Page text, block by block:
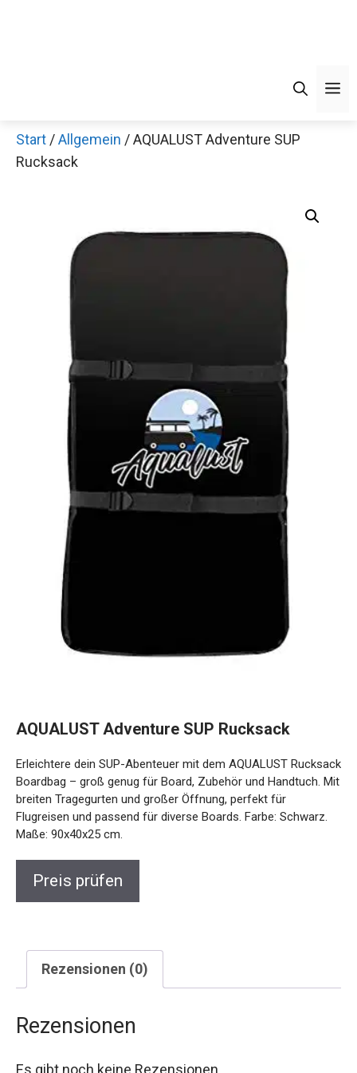
Start /Allgemein / AQUALUST Adventure SUP
Rucksack
AQUALUST Adventure SUP Rucksack
Erleichtere dein SUP-Abenteuer mit dem AQUALUST Rucksack
Boardbag – groß genug für Board, Zubehör und Handtuch. Mit
breiten Tragegurten und großer Öffnung, perfekt für
Flugreisen und passend für diverse Boards. Farbe: Schwarz.
Maße: 90x40x25 cm.
Preis prüfen
Rezensionen (0)
Rezensionen
Es gibt noch keine Rezensionen.